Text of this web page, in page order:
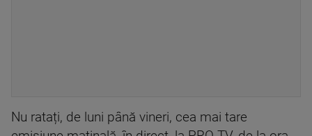
Nu ratați, de luni până vineri, cea mai tare